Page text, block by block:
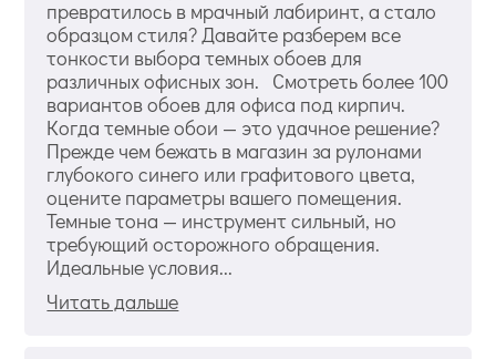
превратилось в мрачный лабиринт, а стало
образцом стиля? Давайте разберем все
тонкости выбора темных обоев для
различных офисных зон. Смотреть более 100
вариантов обоев для офиса под кирпич.
Когда темные обои — это удачное решение?
Прежде чем бежать в магазин за рулонами
глубокого синего или графитового цвета,
оцените параметры вашего помещения.
Темные тона — инструмент сильный, но
требующий осторожного обращения.
Идеальные условия...
Читать дальше